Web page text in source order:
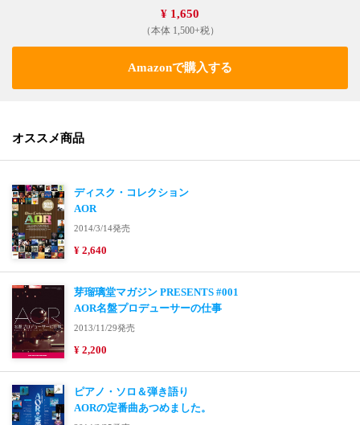
¥ 1,650
（本体 1,500+税）
Amazonで購入する
オススメ商品
ディスク・コレクション
AOR
2014/3/14発売
¥ 2,640
芽瑠璃堂マガジン PRESENTS #001
AOR名盤プロデューサーの仕事
2013/11/29発売
¥ 2,200
ピアノ・ソロ＆弾き語り
AORの定番曲あつめました。